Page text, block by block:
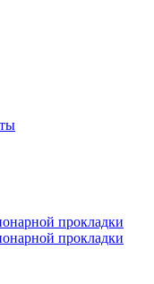
прокладки
прокладки